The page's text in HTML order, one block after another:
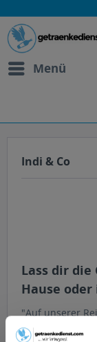
Menü
Indi & Co
Lass dir die
Hause
"Auf unserer
Co-Mixer-